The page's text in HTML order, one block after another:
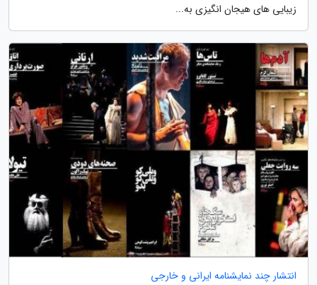
زیبایی های هیجان انگیزی به...
انتشار چند نمایشنامه ایرانی و خارجی